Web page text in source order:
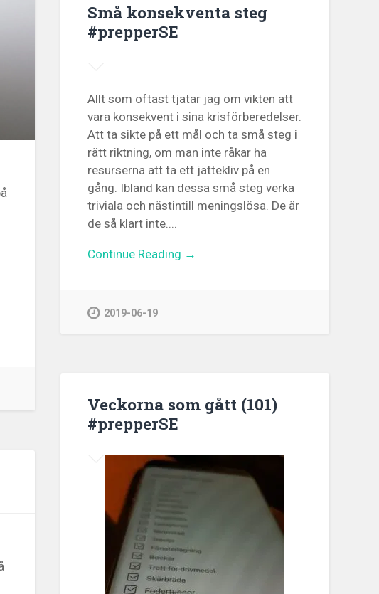
Små konsekventa steg
#prepperSE
Allt som oftast tjatar jag om vikten att
vara konsekvent i sina krisförberedelser.
Att ta sikte på ett mål och ta små steg i
rätt riktning, om man inte råkar ha
resurserna att ta ett jättekliv på en
gång. Ibland kan dessa små steg verka
triviala och nästintill meningslösa. De är
de så klart inte....
Continue Reading →
2019-06-19
Veckorna som gått (101)
#prepperSE